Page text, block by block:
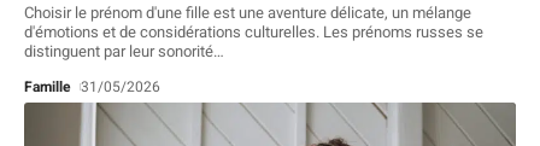
Choisir le prénom d'une fille est une aventure délicate, un mélange
d'émotions et de considérations culturelles. Les prénoms russes se
distinguent par leur sonorité…
Famille 31/05/2026